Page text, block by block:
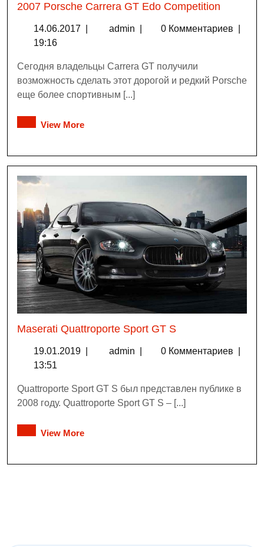
2007 Porsche Carrera GT Edo Competition
14.06.2017 admin 0 Комментариев
19:16
Сегодня владельцы Carrera GT получили
возможность сделать этот дорогой и редкий Porsche
еще более спортивным [...]
View More
Maserati Quattroporte Sport GT S
19.01.2019 admin 0 Комментариев
13:51
Quattroporte Sport GT S был представлен публике в
2008 году. Quattroporte Sport GT S – [...]
View More